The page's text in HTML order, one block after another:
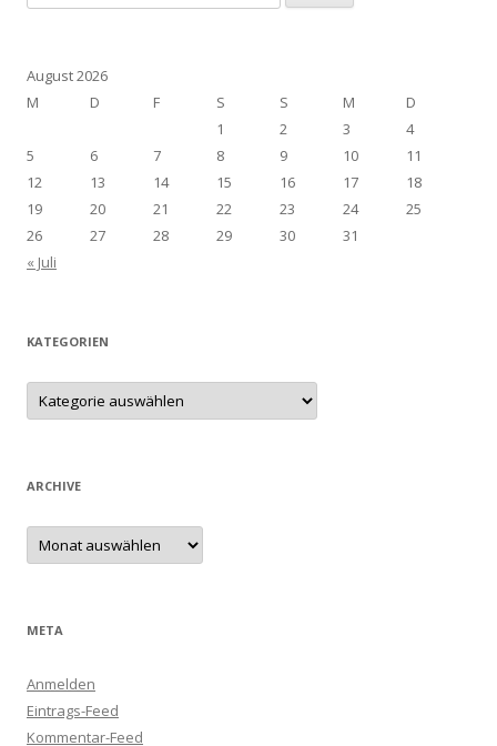
nach:
August 2026
M
D F S S M
D
1
2 3
4
5
6 7 8 9 10
11
12
13 14 15 16 17
18
19
20 21 22 23 24
25
26
27 28 29 30
31
« Juli
KATEGORIEN
Kategorien
ARCHIVE
Archive
META
Anmelden
Eintrags-Feed
Kommentar-Feed